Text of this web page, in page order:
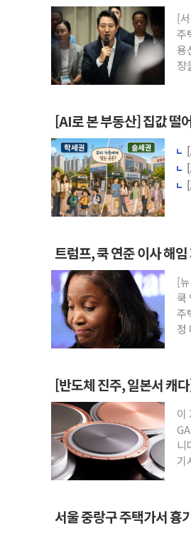
[
주
용
장
[AI로 본 부동산] 집값 떨
트럼프, 쿡 연준 이사 해
[
쿡
주
정
[반도체 진주, 일본서 캐
이
니
기
서울 중랑구 주택가서 흉